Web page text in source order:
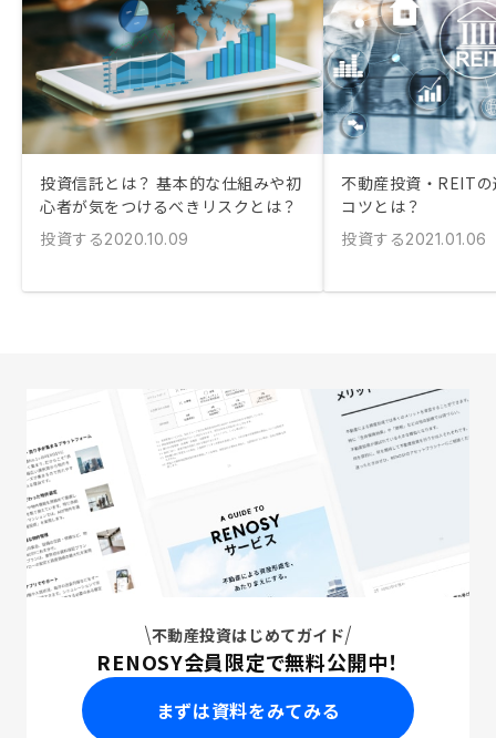
投資信託とは？ 基本的な仕組みや初
心者が気をつけるべきリスクとは？
投資する2020.10.09
不動産投資・REIT
コツとは？
投資する2021.01.06
不動産投資はじめてガイド
RENOSY会員限定で無料公開中！
まずは資料をみてみる